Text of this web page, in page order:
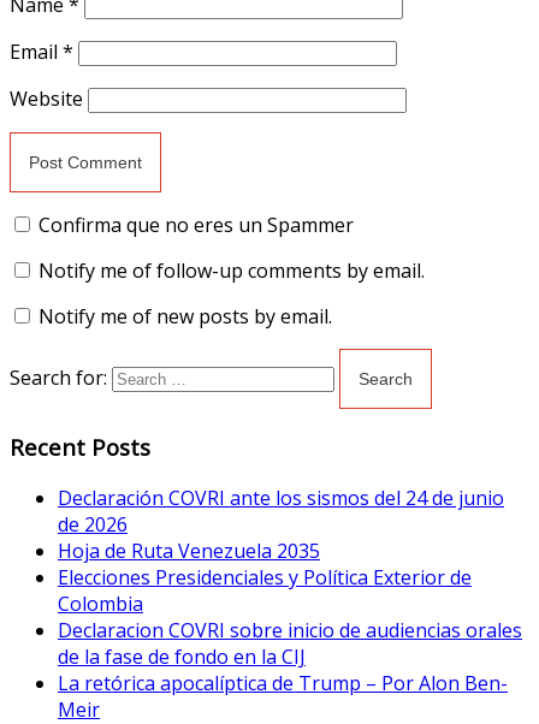
Email *
Website
Confirma que no eres un Spammer
Notify me of follow-up comments by email.
Notify me of new posts by email.
Search for:
Recent Posts
Declaración COVRI ante los sismos del 24 de junio
de 2026
Hoja de Ruta Venezuela 2035
Elecciones Presidenciales y Política Exterior de
Colombia
Declaracion COVRI sobre inicio de audiencias orales
de la fase de fondo en la CIJ
La retórica apocalíptica de Trump – Por Alon Ben-
Meir